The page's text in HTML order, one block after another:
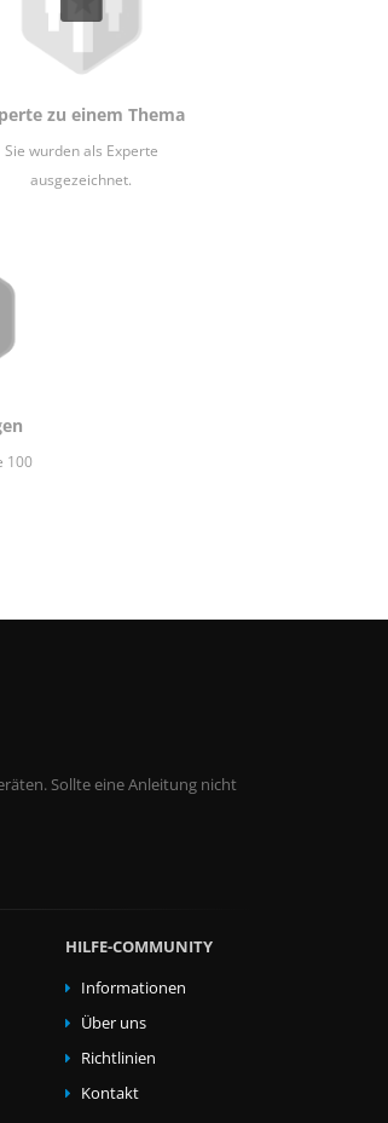
zu einem Thema
Sie wurden als Experte
ausgezeichnet.
100
Sollte eine Anleitung nicht
HILFE-COMMUNITY
Informationen
Über uns
Richtlinien
Kontakt